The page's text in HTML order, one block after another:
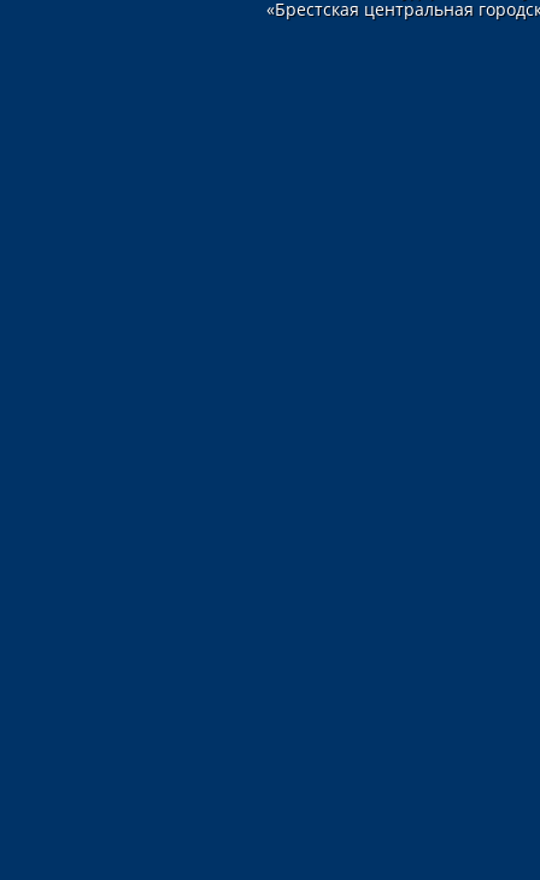
«Брестская центральная